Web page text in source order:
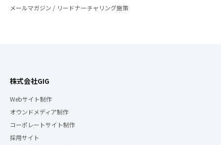
メールマガジン / リードナーチャリング施策
株式会社GIG
Webサイト制作
オウンドメディア制作
コーポレートサイト制作
採用サイト